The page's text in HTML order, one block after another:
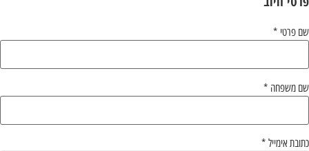
שם פרטי *
שם משפחה *
כתובת אימייל *